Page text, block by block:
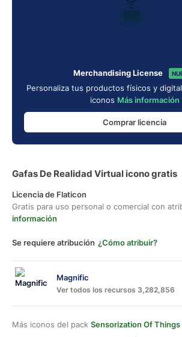
Merchandising License
Personaliza tus productos físicos y
iconos Más información
Comprar licencia
Gafas De Realidad Virtual icono gratis
Licencia de Flaticon
Gratis para uso personal o comercial con
información
Se requiere atribución ¿Cómo atribuir?
Magnific
Ver todos los recursos 3,282,856
Más iconos del pack Sensorization Of Things